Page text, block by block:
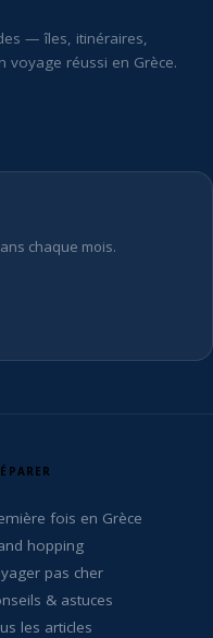
— îles, itinéraires,
voyage réussi en Grèce.
chaque mois.
fois en Grèce
hopping
pas cher
& astuces
les articles